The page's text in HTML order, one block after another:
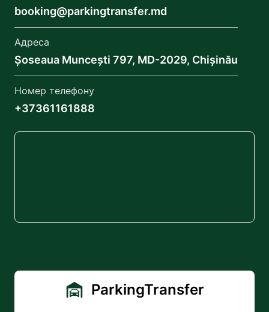
booking@parkingtransfer.md
Адреса
Șoseaua Muncești 797, MD-2029, Chișinău
Номер телефону
+37361161888
ParkingTransfer